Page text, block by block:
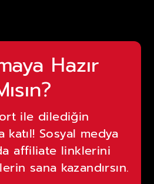
Hazır
ile dilediğin
katıl! Sosyal medya
affiliate linklerini
sana kazandırsın.